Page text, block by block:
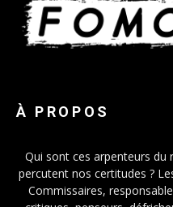
À PROPOS
Qui sont ces arpenteurs du
percutent nos certitudes ?
Commissaires,